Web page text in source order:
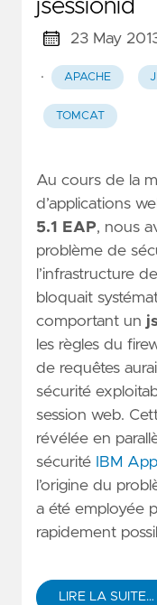
jsessionid
23 May
· APACHE
TOMCAT
Au cours de la
d’applications
5.1 EAP, nous
problème de
l’infrastructure
bloquait
comportant un
les règles du
de requêtes
sécurité
session web.
révélée en
sécurité
IBM
l’origine du
a été employée
rapidement
LIRE LA SUITE…